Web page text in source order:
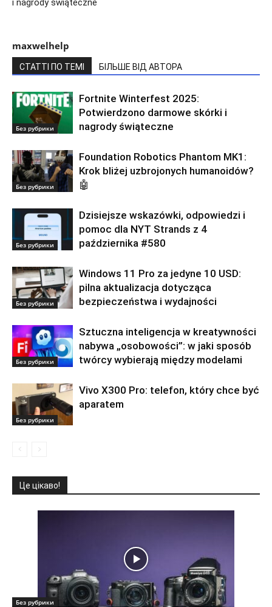
i nagrody świąteczne
maxwelhelp
СТАТТІ ПО ТЕМІ БІЛЬШЕ ВІД АВТОРА
Без рубрики
Fortnite Winterfest 2025:
Potwierdzono darmowe skórki i
nagrody świąteczne
Без рубрики
Foundation Robotics Phantom MK1:
Krok bliżej uzbrojonych humanoidów?
🤖
Без рубрики
Dzisiejsze wskazówki, odpowiedzi i
pomoc dla NYT Strands z 4
października #580
Без рубрики
Windows 11 Pro za jedyne 10 USD:
pilna aktualizacja dotycząca
bezpieczeństwa i wydajności
Без рубрики
Sztuczna inteligencja w kreatywności
nabywa „osobowości”: w jaki sposób
twórcy wybierają między modelami
Без рубрики
Vivo X300 Pro: telefon, który chce być
aparatem
Це цікаво!
Без рубрики